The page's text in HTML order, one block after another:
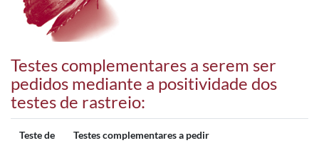
Testes complementares a serem ser
pedidos mediante a positividade dos
testes de rastreio:
Teste de
Testes complementares a pedir